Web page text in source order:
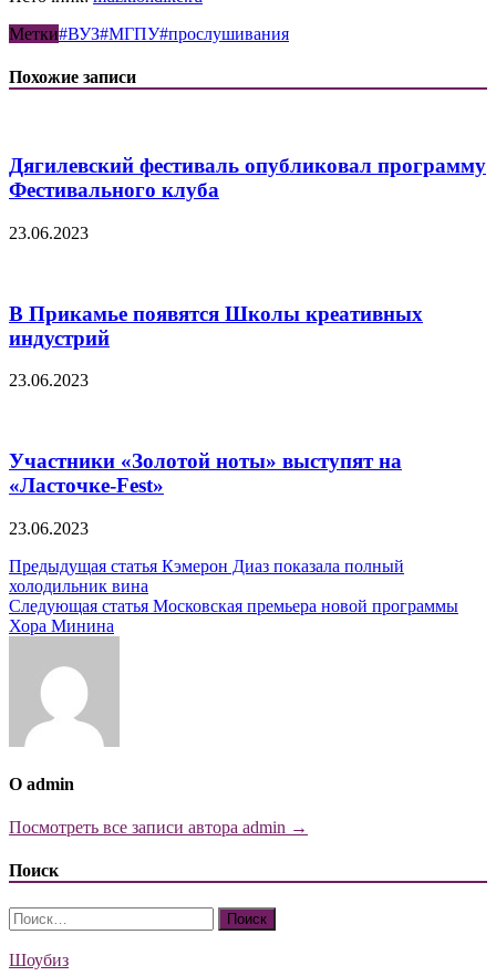
Метки#ВУЗ#МГПУ#прослушивания
Похожие записи
Дягилевский фестиваль опубликовал программу
Фестивального клуба
23.06.2023
В Прикамье появятся Школы креативных
индустрий
23.06.2023
Участники «Золотой ноты» выступят на
«Ласточке-Fest»
23.06.2023
Навигация
по
записям
Предыдущая статья Кэмерон Диаз показала полный
холодильник вина
Следующая статья Московская премьера новой программы
Хора Минина
О admin
Посмотреть все записи автора admin →
Поиск
Найти:
Шоубиз